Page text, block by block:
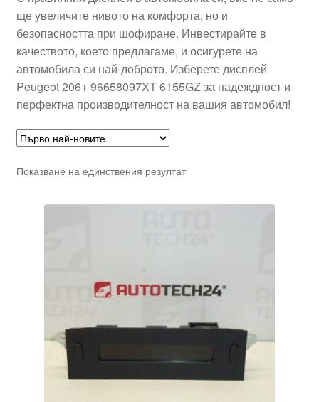
Разгледайте
Транспорт
ще увеличите нивото на комфорта, но и
безопасността при шофиране. Инвестирайте в
качеството, което предлагаме, и осигурете на
автомобила си най-доброто. Изберете дисплей
Peugeot 206+ 96658097XT 6155GZ за надеждност и
перфектна производителност на вашия автомобил!
Показване на единствения резултат